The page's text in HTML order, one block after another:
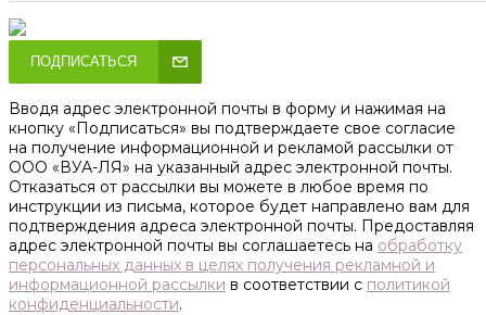
ПОДПИСАТЬСЯ
Вводя адрес электронной почты в форму и нажимая на
кнопку «Подписаться» вы подтверждаете свое согласие
на получение информационной и рекламой рассылки от
ООО «ВУА-ЛЯ» на указанный адрес электронной почты.
Отказаться от рассылки вы можете в любое время по
инструкции из письма, которое будет направлено вам для
подтверждения адреса электронной почты. Предоставляя
адрес электронной почты вы соглашаетесь на обработку
персональных данных в целях получения рекламной и
информационной рассылки в соответствии с политикой
конфиденциальности.